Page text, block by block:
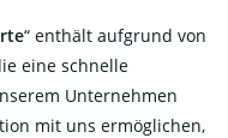
“ enthält aufgrund von
eine schnelle
Unternehmen
mit uns ermöglichen,